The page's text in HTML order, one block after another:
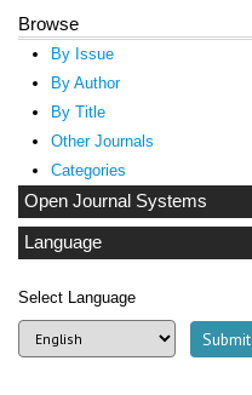
Browse
By Issue
By Author
By Title
Other Journals
Categories
Open Journal Systems
Language
Select Language